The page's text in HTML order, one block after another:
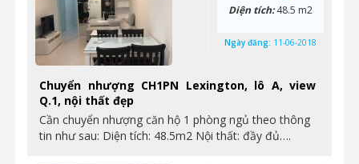
Chuyển nhượng CH1PN Lexington, lô A, view
Q.1, nội thất đẹp
Cần chuyển nhượng căn hộ 1 phòng ngủ theo thông
tin như sau: Diện tích: 48.5m2 Nội thất: đầy đủ….
Diện tích:48.5 m2
Ngày đăng: 11-06-2018